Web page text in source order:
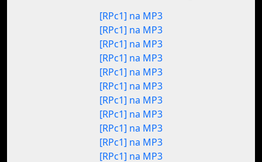
[RPc1] na MP3
[RPc1] na MP3
[RPc1] na MP3
[RPc1] na MP3
[RPc1] na MP3
[RPc1] na MP3
[RPc1] na MP3
[RPc1] na MP3
[RPc1] na MP3
[RPc1] na MP3
[RPc1] na MP3